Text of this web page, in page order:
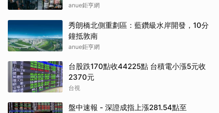
片」
anue鉅亨網
秀朗橋北側重劃區：藍鑽級水岸開發，10分
鐘抵敦南
anue鉅亨網
台股跌170點收44225點 台積電小漲5元收
2370元
台視
盤中速報 - 深證成指上漲281.54點至